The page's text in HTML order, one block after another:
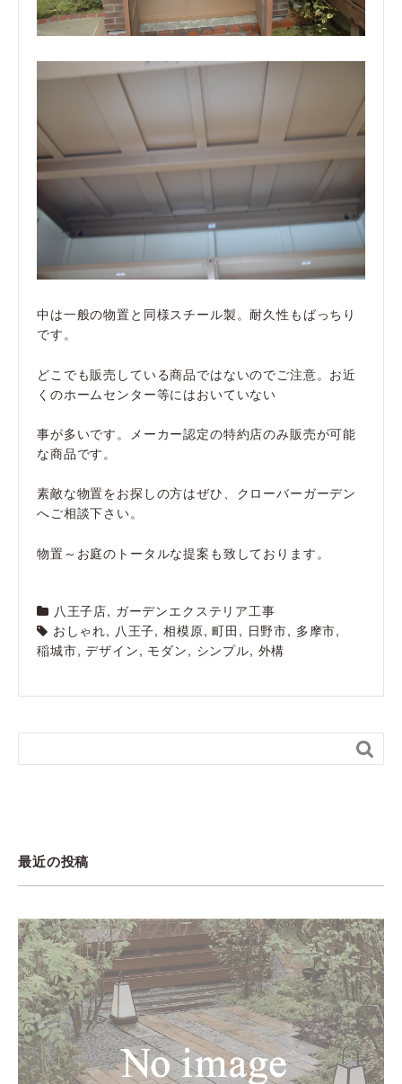
中は一般の物置と同様スチール製。耐久性もばっちり
です。
どこでも販売している商品ではないのでご注意。お近
くのホームセンター等にはおいていない
事が多いです。メーカー認定の特約店のみ販売が可能
な商品です。
素敵な物置をお探しの方はぜひ、クローバーガーデン
へご相談下さい。
物置～お庭のトータルな提案も致しております。
八王子店, ガーデンエクステリア工事
おしゃれ, 八王子, 相模原,町田 , 日野市, 多摩市,
稲城市,デザイン, モダン, シンプル, 外構

最近の投稿